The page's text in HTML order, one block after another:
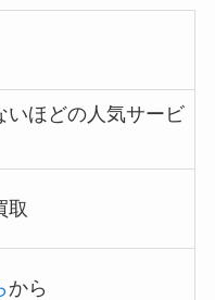
いほどの人気サービ
取
から